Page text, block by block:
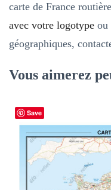
carte de France
avec votre logotype ou
géographiques,
Vous aimerez
Save